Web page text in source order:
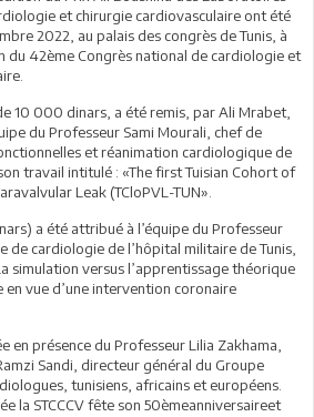
et chirurgie cardiovasculaire ont été
2022, au palais des congrès de Tunis, à
du 42ème Congrès national de cardiologie et
10 000 dinars, a été remis, par Ali Mrabet,
du Professeur Sami Mourali, chef de
et réanimation cardiologique de
travail intitulé : «The first Tuisian Cohort of
Leak (TCloPVL-TUN».
a été attribué à l’équipe du Professeur
de cardiologie de l’hôpital militaire de Tunis,
simulation versus l’apprentissage théorique
vue d’une intervention coronaire
en présence du Professeur Lilia Zakhama,
Sandi, directeur général du Groupe
tunisiens, africains et européens.
la STCCCV fête son 50èmeanniversaireet